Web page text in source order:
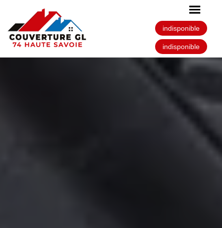
indisponible
indisponible